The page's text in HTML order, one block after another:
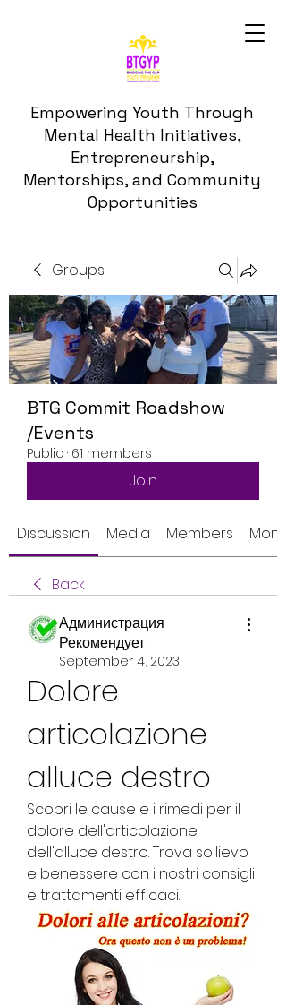
Empowering Youth Through
Mental Health Initiatives,
Entrepreneurship,
Mentorships, and Community
Opportunities
Groups
BTG Commit Roadshow
/Events
Public · 61 members
Join
Discussion Media Members
Back
Администрация
Рекомендует
September 4, 2023
Dolore
articolazione
alluce destro
Scopri le cause e i rimedi per il
dolore dell'articolazione
dell'alluce destro. Trova sollievo
e benessere con i nostri consigli
e trattamenti efficaci.